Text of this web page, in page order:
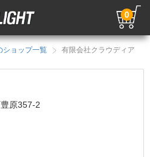
0
ショップ一覧 有限会社クラウディア
原357-2